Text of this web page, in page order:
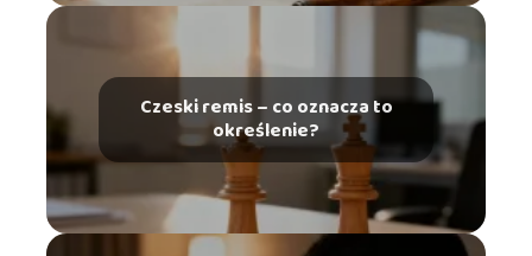
Czeski remis – co oznacza to
określenie?